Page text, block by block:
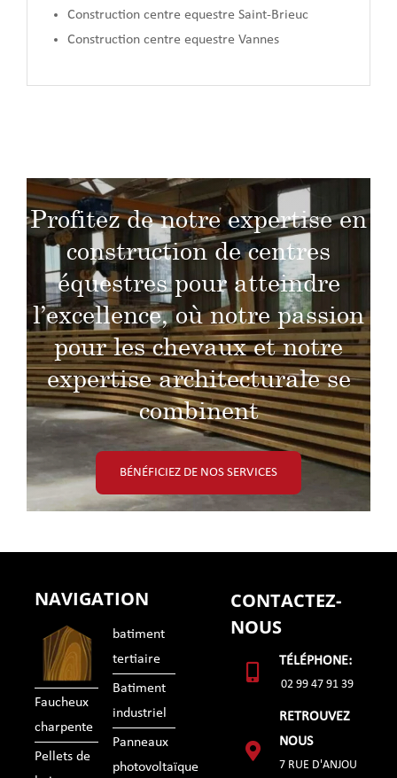
Construction centre equestre Saint-Brieuc
Construction centre equestre Vannes
Profitez de notre expertise en
construction de centres
équestres pour atteindre
l’excellence, où notre passion
pour les chevaux et notre
expertise architecturale se
combinent
BÉNÉFICIEZ DE NOS SERVICES
NAVIGATION
Faucheux
charpente
Pellets de
batiment
tertiaire
Batiment
industriel
Panneaux
photovoltaïque
CONTACTEZ-
NOUS
TÉLÉPHONE:
02 99 47 91 39
RETROUVEZ
NOUS
7 RUE D'ANJOU